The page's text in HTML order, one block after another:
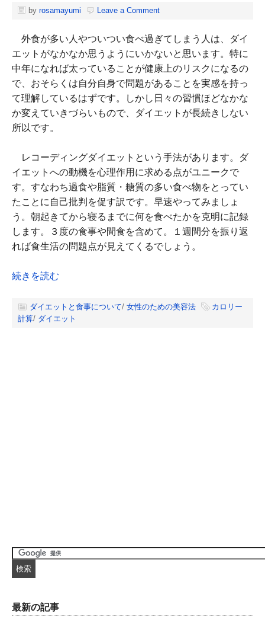
by rosamayumi Leave a Comment
外食が多い人やついつい食べ過ぎてしまう人は、ダイ
エットがなかなか思うようにいかないと思います。特に
中年になれば太っていることが健康上のリスクになるの
で、おそらくは自分自身で問題があることを実感を持っ
て理解しているはずです。しかし日々の習慣ほどなかな
か変えていきづらいもので、ダイエットが長続きしない
所以です。
レコーディングダイエットという手法があります。ダ
イエットへの動機を心理作用に求める点がユニークで
す。すなわち過食や脂質・糖質の多い食べ物をとってい
たことに自己批判を促す訳です。早速やってみましょ
う。朝起きてから寝るまでに何を食べたかを克明に記録
します。３度の食事や間食を含めて。１週間分を振り返
れば食生活の問題点が見えてくるでしょう。
続きを読む
ダイエットと食事について/ 女性のための美容法
カロリー
計算/ ダイエット
最新の記事